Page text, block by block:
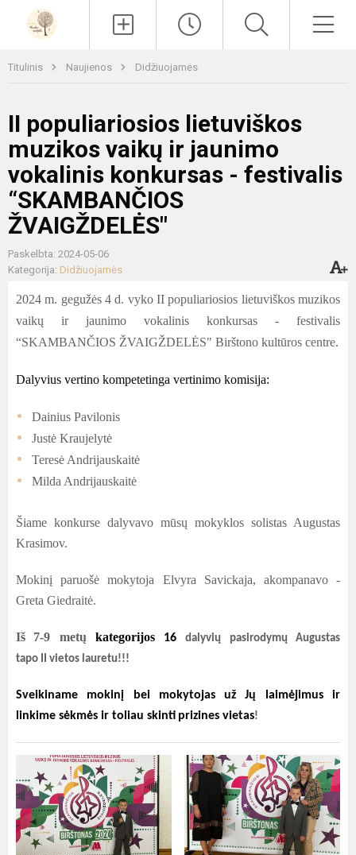
Titulinis Naujienos Didžiuojamės
II populiariosios lietuviškos
muzikos vaikų ir jaunimo
vokalinis konkursas - festivalis
“SKAMBANČIOS
ŽVAIGŽDELĖS"
Paskelbta: 2024-05-06
Kategorija: Didžiuojamės
2024 m. gegužės 4 d. vyko IIpopuliariosios lietuviškos muzikos
vaikų ir jaunimo vokalinis konkursas - festivalis
“SKAMBANČIOS ŽVAIGŽDELĖS" Birštono kultūros centre.
Dalyvius vertino kompetetinga vertinimo komisija:
Dainius Pavilonis
Justė Kraujelytė
Teresė Andrijauskaitė
Milda Andrijauskaitė
Šiame konkurse dalyvavo mūsų mokyklos solistas Augustas
Krasimov.
Mokinį paruošė mokytoja Elvyra Savickaja, akompanavo-
Greta Giedraitė.
Iš 7-9 metų kategorijos 16dalyvių pasirodymųAugustas
tapo II vietos lauretu!!!
Sveikiname mokinį bei mokytojas už Jų laimėjimus ir
linkime sėkmės ir toliau skinti prizines vietas!